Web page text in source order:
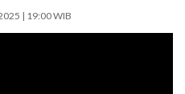
| 19:00 WIB